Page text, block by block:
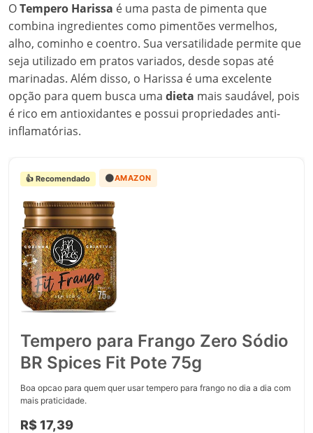
OTempero Harissa é uma pasta de pimenta que
combina ingredientes como pimentões vermelhos,
alho, cominho e coentro. Sua versatilidade permite que
seja utilizado em pratos variados, desde sopas até
marinadas. Além disso, o Harissa é uma excelente
opção para quem busca uma dieta mais saudável, pois
é rico em antioxidantes e possui propriedades anti-
inflamatórias.
👍 Recomendado 🟠AMAZON
Tempero para Frango Zero Sódio
BR Spices Fit Pote 75g
Boa opcao para quem quer usar tempero para frango no dia a dia com
mais praticidade.
R$ 17,39